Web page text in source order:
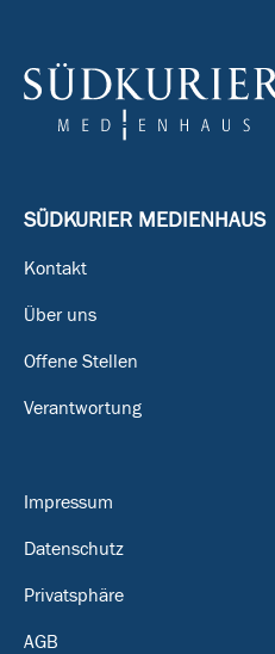
SÜDKURIER MEDIENHAUS
Kontakt
Über uns
Offene Stellen
Verantwortung
Impressum
Datenschutz
Privatsphäre
AGB